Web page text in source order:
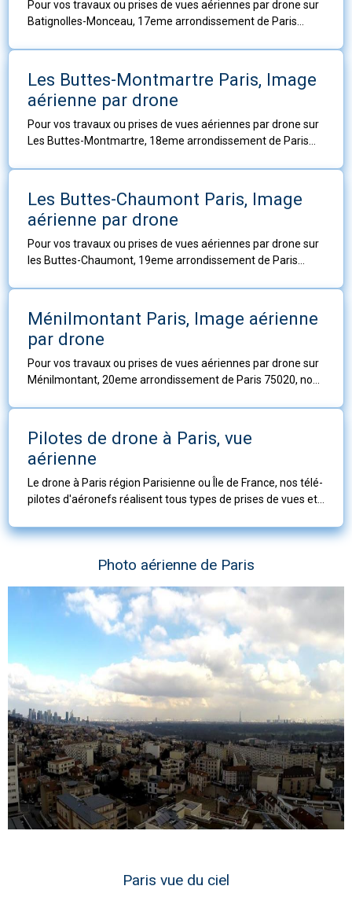
Pour vos travaux ou prises de vues aériennes par drone sur
Batignolles-Monceau, 17eme arrondissement de Paris
Les Buttes-Montmartre Paris, Image
aérienne par drone
Pour vos travaux ou prises de vues aériennes par drone sur
Les Buttes-Montmartre, 18eme arrondissement de Paris
Les Buttes-Chaumont Paris, Image
aérienne par drone
Pour vos travaux ou prises de vues aériennes par drone sur
les Buttes-Chaumont, 19eme arrondissement de Paris
Ménilmontant Paris, Image aérienne
par drone
Pour vos travaux ou prises de vues aériennes par drone sur
Ménilmontant, 20eme arrondissement de Paris 75020, nos
Pilotes de drone à Paris, vue
aérienne
Le drone à Paris région Parisienne ou Île de France, nos télé-
pilotes d'aéronefs réalisent tous types de prises de vues et
Photo aérienne de Paris
Paris vue du ciel